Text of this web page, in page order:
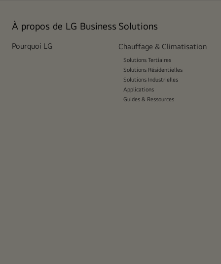
À propos de LG Business
Pourquoi LG
Solutions
Chauffage & Climatisation
Solutions Tertiaires
Solutions Résidentielles
Solutions Industrielles
Applications
Guides & Ressources